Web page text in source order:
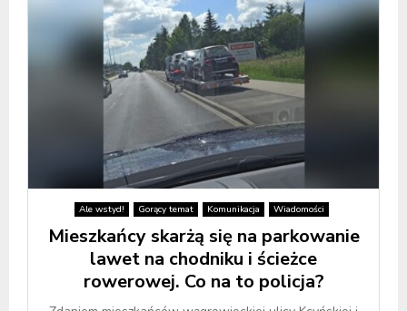
Ale wstyd! Gorący temat Komunikacja Wiadomości
Mieszkańcy skarżą się na parkowanie
lawet na chodniku i ścieżce
rowerowej. Co na to policja?